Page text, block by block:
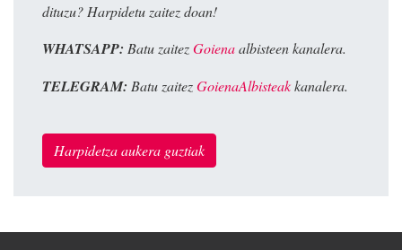
dituzu? Harpidetu zaitez doan!
WHATSAPP: Batu zaitezGoienaalbisteen kanalera.
TELEGRAM: Batu zaitezGoienaAlbisteakkanalera.
Harpidetza aukera guztiak